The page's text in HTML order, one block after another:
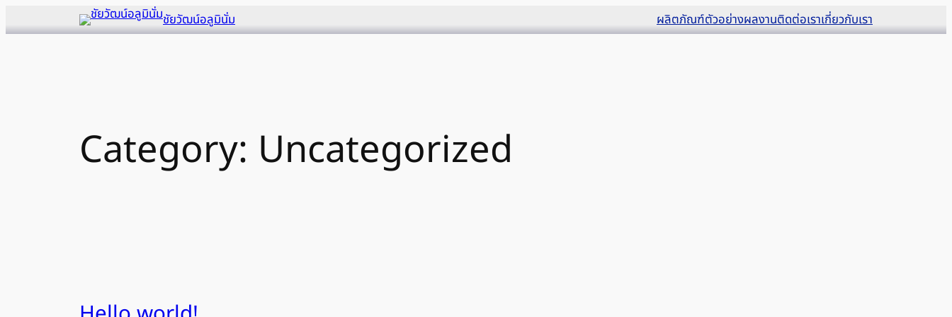
to
ชัยวัฒน์อลูมินั่ม ผลิตภัณฑ์ตัวอย่างผลงานติดต่อเราเกี่ยวกับเรา
Category: Uncategorized